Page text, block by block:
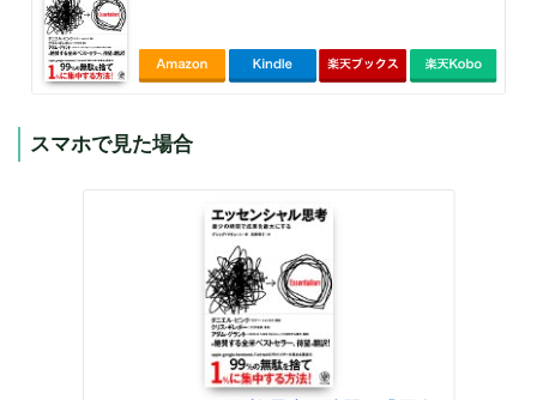
スマホで見た場合